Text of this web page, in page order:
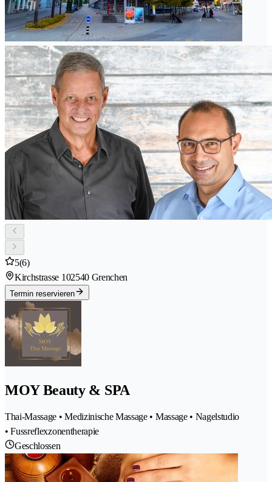
5(6)
Kirchstrasse 102540 Grenchen
Termin reservieren
MOY Beauty & SPA
Thai-Massage • Medizinische Massage • Massage • Nagelstudio
• Fussreflexzonentherapie
Geschlossen